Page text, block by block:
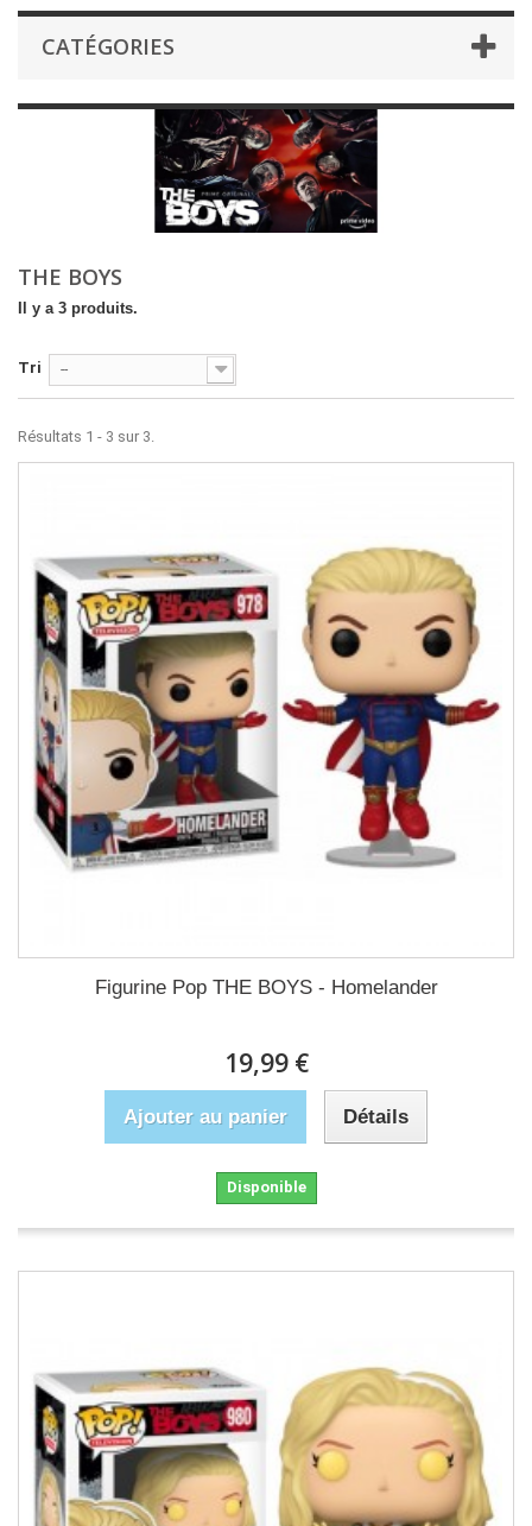
CATÉGORIES
THE BOYS
Il y a 3 produits.
Tri --
Résultats 1 - 3 sur 3.
Figurine Pop THE BOYS - Homelander
19,99 €
Ajouter au panier Détails
Disponible